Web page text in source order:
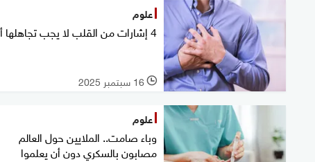
علوم
4 إشارات من القلب لا يجب تجاهلها أبدا
l 16 سبتمبر 2025
علوم
وباء صامت.. الملايين حول العالم
مصابون بالسكري دون أن يعلموا